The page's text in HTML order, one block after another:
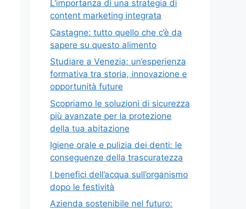
L’importanza di una strategia di
content marketing integrata
Castagne: tutto quello che c’è da
sapere su questo alimento
Studiare a Venezia: un’esperienza
formativa tra storia, innovazione e
opportunità future
Scopriamo le soluzioni di sicurezza
più avanzate per la protezione
della tua abitazione
Igiene orale e pulizia dei denti: le
conseguenze della trascuratezza
I benefici dell’acqua sull’organismo
dopo le festività
Azienda sostenibile nel futuro: